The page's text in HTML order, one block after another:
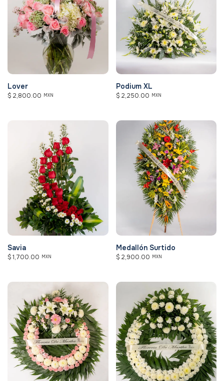
Lover
$ 2,800.00 MXN
Podium XL
$ 2,250.00 MXN
Savia
$1,700.00 MXN
Medallón Surtido
$ 2,900.00 MXN